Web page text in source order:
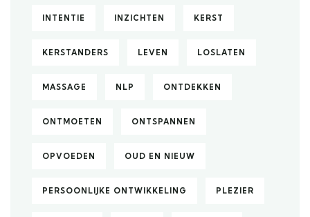
INTENTIE INZICHTEN KERST
KERSTANDERS LEVEN LOSLATEN
MASSAGE NLP ONTDEKKEN
ONTMOETEN ONTSPANNEN
OPVOEDEN OUD EN NIEUW
PERSOONLIJKE ONTWIKKELING PLEZIER